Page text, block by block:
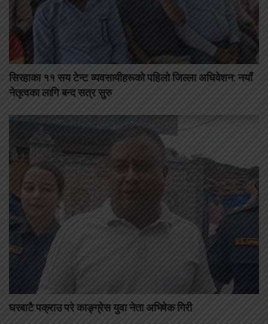
सिरहाका ११ सय टेन्ट व्यवसायीहरूको पहिलो जिल्ला अधिवेशन: नयाँ
नेतृत्वका लागि बन्द सत्र सुरु
घरबाटै पक्राउ परे काङ्ग्रेस युवा नेता अभिषेक गिरी